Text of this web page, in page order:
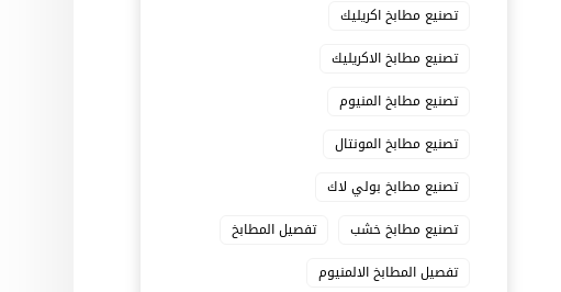
تصنيع مطابخ اكريليك
تصنيع مطابخ الاكريليك
تصنيع مطابخ المنيوم
تصنيع مطابخ المونتال
تصنيع مطابخ بولي لاك
تصنيع مطابخ خشب
تفصيل المطابخ
تفصيل المطابخ الالمنيوم